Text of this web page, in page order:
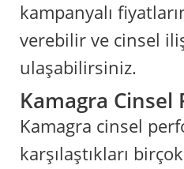
kampanyalı
verebilir ve cinsel
ulaşabilirsiniz.
Kamagra Cinsel
Kamagra cinsel
karşılaştıkları